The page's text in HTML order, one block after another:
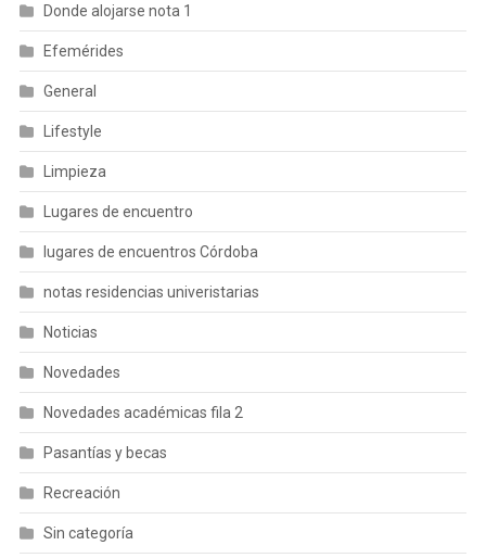
Donde alojarse nota 1
Efemérides
General
Lifestyle
Limpieza
Lugares de encuentro
lugares de encuentros Córdoba
notas residencias univeristarias
Noticias
Novedades
Novedades académicas fila 2
Pasantías y becas
Recreación
Sin categoría